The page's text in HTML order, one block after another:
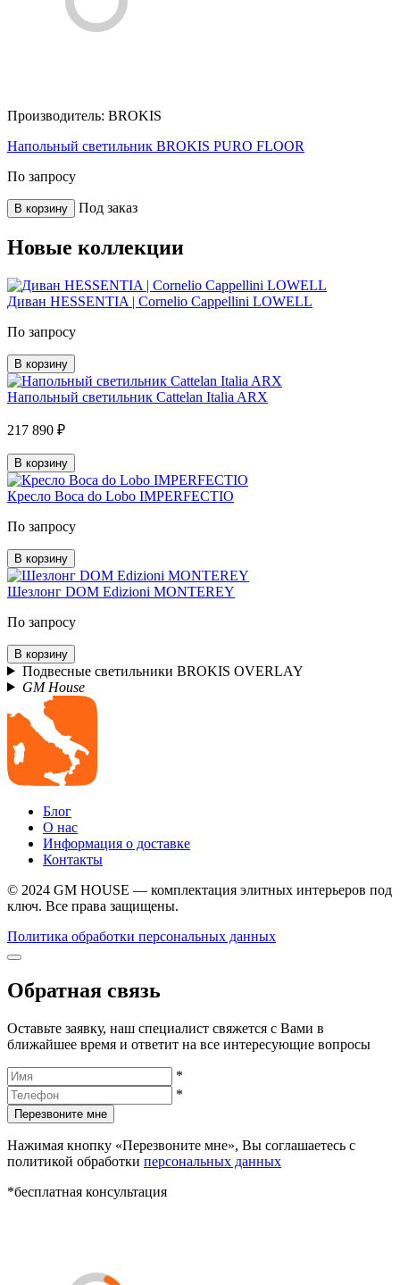
Производитель: BROKIS
Напольный светильник BROKIS PURO FLOOR
По запросу
В корзину Под заказ
Новые коллекции
Диван HESSENTIA | Cornelio Cappellini LOWELL
По запросу
В корзину
Напольный светильник Cattelan Italia ARX
217 890 ₽
В корзину
Кресло Boca do Lobo IMPERFECTIO
По запросу
В корзину
Шезлонг DOM Edizioni MONTEREY
По запросу
В корзину
Подвесные светильники BROKIS OVERLAY
GM House
Блог
О нас
Информация о доставке
Контакты
© 2024 GM HOUSE — комплектация элитных интерьеров под
ключ. Все права защищены.
Политика обработки персональных данных
Обратная связь
Оставьте заявку, наш специалист свяжется с Вами в
ближайшее время и ответит на все интересующие вопросы
*
*
Перезвоните мне
Нажимая кнопку «Перезвоните мне», Вы соглашаетесь с
политикой обработки персональных данных
*бесплатная консультация